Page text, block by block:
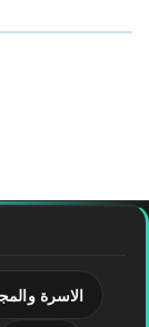
الاسرة